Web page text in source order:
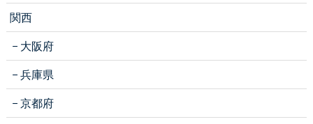
関西
大阪府
兵庫県
京都府